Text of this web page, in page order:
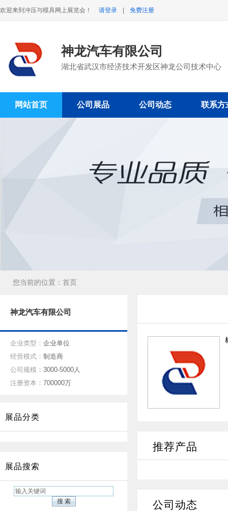
欢迎来到冲压与模具网上展览会！ 请登录 免费注册
神龙汽车有限公司
湖北省武汉市经济技术开发区神龙公司技术中心
网站首页 公司展品 公司动态 联系方
您当前的位置： 首页
神龙汽车有限公司
企业类型： 企业单位
经营模式： 制造商
公司规模： 3000-5000人
注册资本： 700000万
展品分类
展品搜索
推荐产品
公司动态